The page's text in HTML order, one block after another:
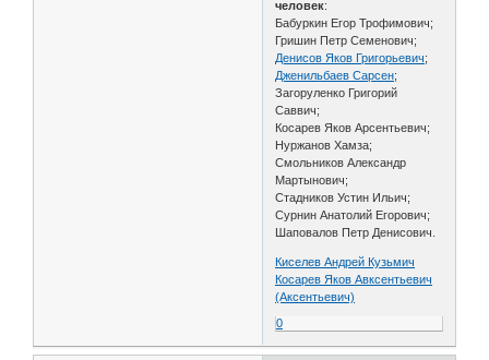
человек:
Бабуркин Егор Трофимович;
Гришин Петр Семенович;
Денисов Яков Григорьевич;
Дженильбаев Сарсен;
Загоруленко Григорий
Саввич;
Косарев Яков Арсентьевич;
Нуржанов Хамза;
Смольников Александр
Мартынович;
Стадников Устин Ильич;
Сурнин Анатолий Егорович;
Шаповалов Петр Денисович.
Киселев Андрей Кузьмич
Косарев Яков Авксентьевич
(Аксентьевич)
0